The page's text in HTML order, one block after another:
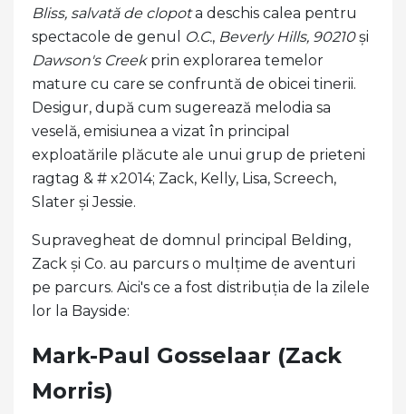
Bliss, salvată de clopota deschis calea pentru
spectacole de genul
O.C., Beverly Hills, 90210și
Dawson's Creek prin explorarea temelor
mature cu care se confruntă de obicei tinerii.
Desigur, după cum sugerează melodia sa
veselă, emisiunea a vizat în principal
exploatările plăcute ale unui grup de prieteni
ragtag & # x2014; Zack, Kelly, Lisa, Screech,
Slater și Jessie.
Supravegheat de domnul principal Belding,
Zack și Co. au parcurs o mulțime de aventuri
pe parcurs. Aici's ce a fost distribuția de la zilele
lor la Bayside:
Mark-Paul Gosselaar (Zack
Morris)